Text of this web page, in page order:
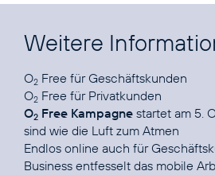
Weitere
O2 Free fürGeschäftskunden
O2 Free für Privatkunden
O2 Free Kampagne startet am 5.
sind wie die Luft zum Atmen
Endlos online auch für
Business entfesselt das mobile